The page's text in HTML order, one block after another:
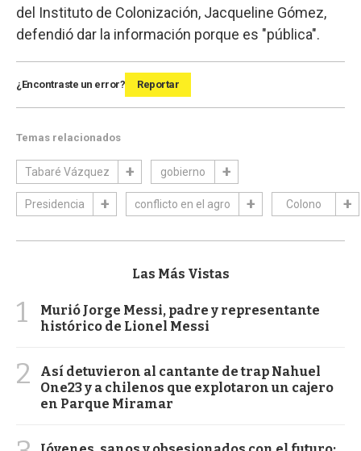
del Instituto de Colonización, Jacqueline Gómez,
defendió dar la información porque es "pública".
¿Encontraste un error? Reportar
Temas relacionados
Tabaré Vázquez gobierno
Presidencia conflicto en el agro Colono
Las Más Vistas
1
Murió Jorge Messi, padre y representante
histórico de Lionel Messi
2
Así detuvieron al cantante de trap Nahuel
One23 y a chilenos que explotaron un cajero
en Parque Miramar